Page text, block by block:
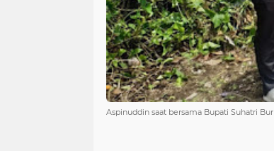
Aspinuddin saat bersama Bupati Suhatri Bur